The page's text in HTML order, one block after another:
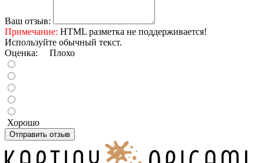
Ваш отзыв:
Примечание: HTML разметка не поддерживается!
Используйте обычный текст.
Оценка: Плохо
Хорошо
Отправить отзыв